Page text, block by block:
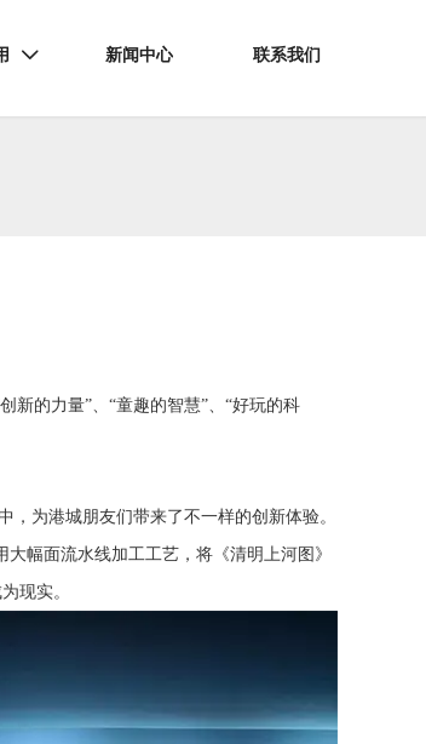
 新闻中心 联系我们
新的力量”、“童趣的智慧”、“好玩的科
为港城朋友们带来了不一样的创新体验。
幅面流水线加工工艺，将《清明上河图》
现实。